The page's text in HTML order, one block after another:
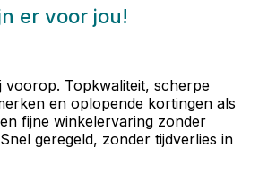
er voor jou!
voorop. Topkwaliteit, scherpe
en oplopende kortingen als
fijne winkelervaring zonder
geregeld, zonder tijdverlies in